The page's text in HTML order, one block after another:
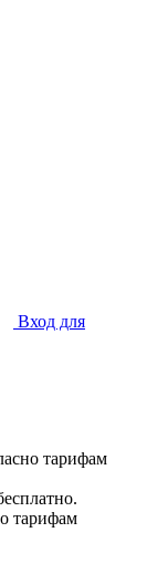
Вход для
тарифам
тарифам